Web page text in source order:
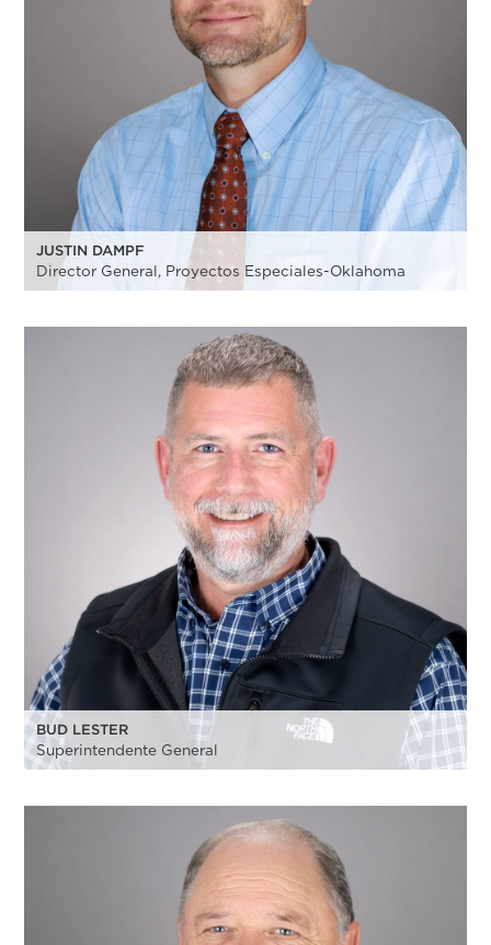
JUSTIN DAMPF
Director General, Proyectos Especiales-Oklahoma
BUD LESTER
Superintendente General